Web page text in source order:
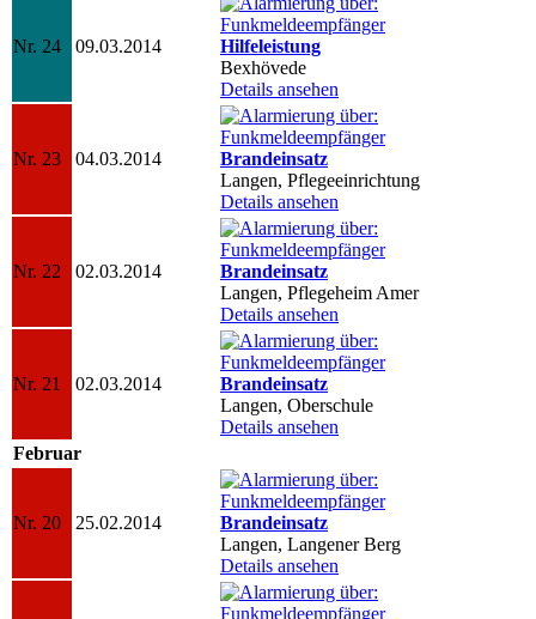
Nr. 24 09.03.2014
Hilfeleistung
Bexhövede
Details ansehen
Nr. 23 04.03.2014
Brandeinsatz
Langen, Pflegeeinrichtung
Details ansehen
Nr. 22 02.03.2014
Brandeinsatz
Langen, Pflegeheim Amer
Details ansehen
Nr. 21 02.03.2014
Brandeinsatz
Langen, Oberschule
Details ansehen
Februar
Nr. 20 25.02.2014
Brandeinsatz
Langen, Langener Berg
Details ansehen